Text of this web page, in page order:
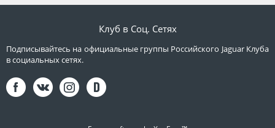
Клуб в Соц. Сетях
Подписывайтесь на официальные группы Российского Jaguar Клуба
в социальных сетях.